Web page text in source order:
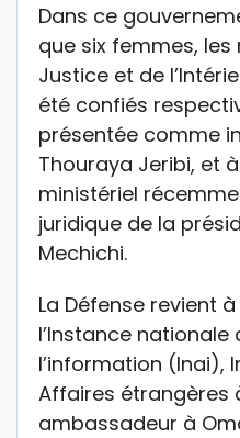
Dans ce
que six femmes,
Justice et de
été confiés
présentée comme
Thouraya Jeribi, et
ministériel
juridique de la
Mechichi.
La Défense revient
l’Instance nationale
l’information (Inai),
Affaires étrangères
ambassadeur à